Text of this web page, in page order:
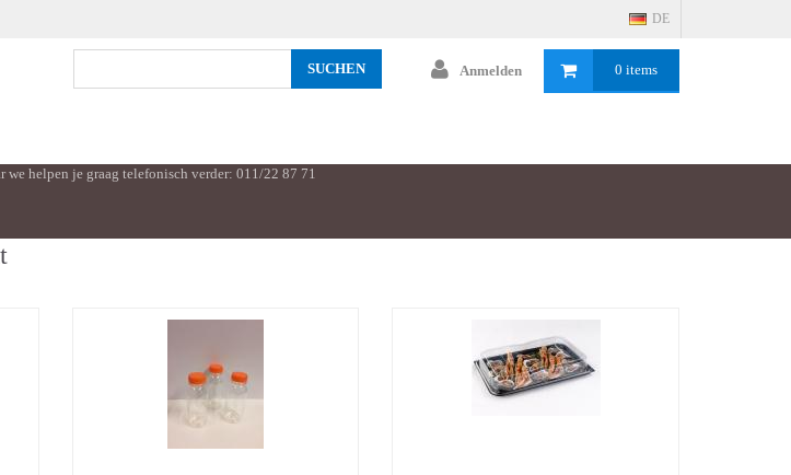
DE
0 items
Anmelden
SUCHEN
we helpen je graag telefonisch verder: 011/22 87 71